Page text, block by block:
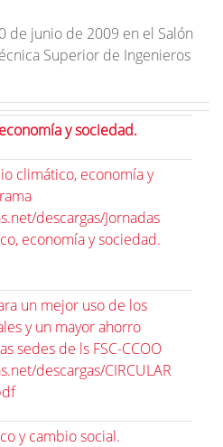
de junio de 2009 en el Salón
Superior de Ingenieros
y sociedad.
climático, economía y
descargas/Jornadas
economía y sociedad.
un mejor uso de los
y un mayor ahorro
sedes de ls FSC-CCOO
descargas/CIRCULAR
y cambio social.